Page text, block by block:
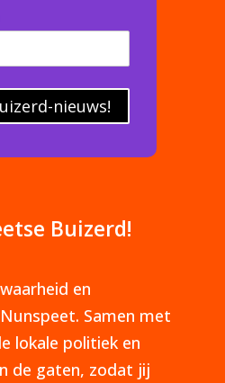
nieuws!
Buizerd!
en
Samen met
lokale politiek en
de gaten, zodat jij